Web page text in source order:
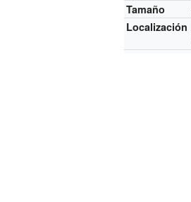
Tamaño
Localización